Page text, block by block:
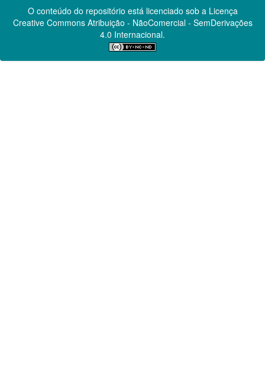
O conteúdo do repositório está licenciado sob a Licença
Creative CommonsAtribuição - NãoComercial - SemDerivações
4.0 Internacional.